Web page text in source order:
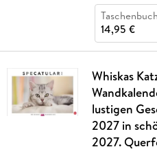
Taschenbuch
14,95 €
Whiskas
lustigen
2027 in
2027.